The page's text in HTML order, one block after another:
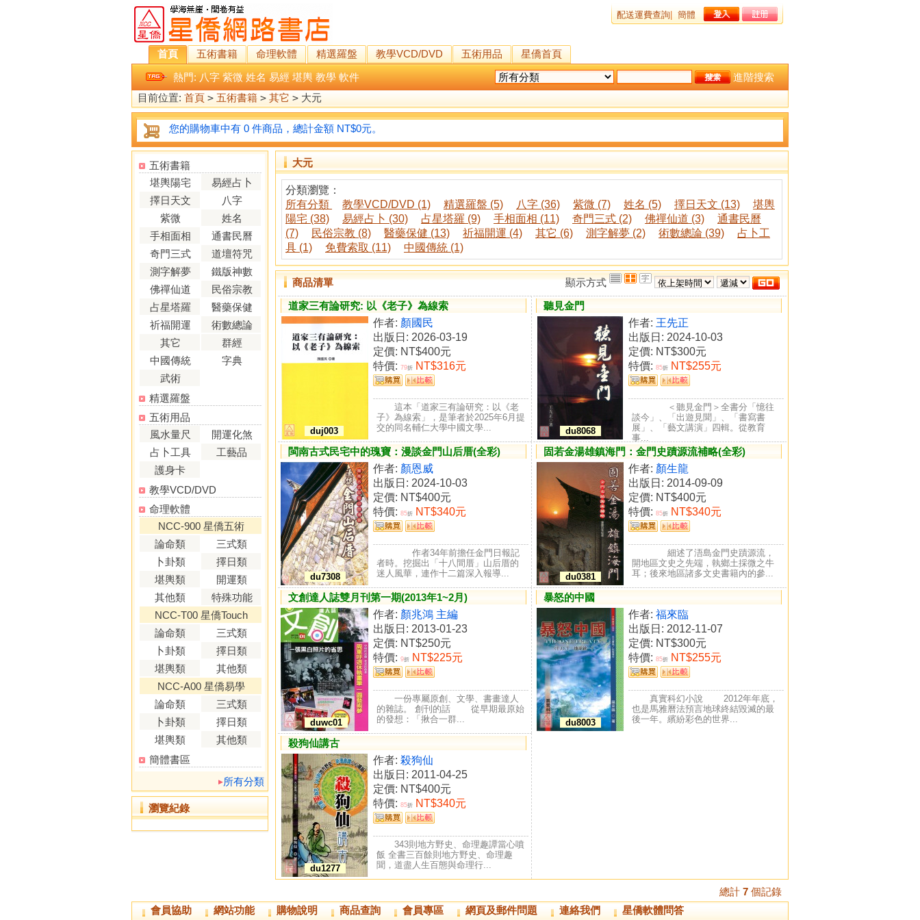
配送運費查詢 簡體
首頁 五術書籍 命理軟體 精選羅盤 教學VCD/DVD 五術用品
星僑首頁
熱門: 八字 紫微 姓名 易經 堪輿 教學 軟件
進階搜索
目前位置: 首頁 > 五術書籍 > 其它 > 大元
您的購物車中有 0 件商品，總計金額 NT$0元。
五術書籍
堪輿陽宅
易經占卜
擇日天文
八字
紫微
姓名
手相面相
通書民曆
奇門三式
道壇符咒
測字解夢
鐵版神數
佛禪仙道
民俗宗教
占星塔羅
醫藥保健
祈福開運
術數總論
其它
群經
中國傳統
字典
武術
精選羅盤
五術用品
風水量尺
開運化煞
占卜工具
工藝品
護身卡
教學VCD/DVD
命理軟體
NCC-900 星僑五術
論命類
三式類
卜卦類
擇日類
堪輿類
開運類
其他類
特殊功能
NCC-T00 星僑Touch
論命類
三式類
卜卦類
擇日類
堪輿類
其他類
NCC-A00 星僑易學
論命類
三式類
卜卦類
擇日類
堪輿類
其他類
簡體書區
所有分類
瀏覽紀錄
大元
分類瀏覽：
所有分類
教學VCD/DVD (1) 精選羅盤 (5) 八字 (36) 紫微 (7) 姓名 (5) 擇日天文 (13)
堪輿
陽宅 (38)
易經占卜 (30) 占星塔羅 (9) 手相面相 (11) 奇門三式 (2) 佛禪仙道 (3)
通書民曆
(7)
民俗宗教 (8) 醫藥保健 (13) 祈福開運 (4) 其它 (6) 測字解夢 (2) 術數總論 (39)
占卜工
具 (1)
免費索取 (11) 中國傳統 (1)
商品清單
顯示方式
道家三有論研究: 以《老子》為線索
duj003
作者: 顏國民
出版日: 2026-03-19
定價: NT$400元
特價: 79折 NT$316元
這本「道家三有論研究：以《老
子》為線索」，是筆者於2025年6月提
交的同名輔仁大學中國文學...
聽見金門
du8068
作者: 王先正
出版日: 2024-10-03
定價: NT$300元
特價: 85折 NT$255元
＜聽見金門＞全書分「憶往
談今」、「出遊見聞」、「書寫書
展」、「藝文講演」四輯。從教育
事...
閩南古式民宅中的瑰寶：漫談金門山后厝(全彩)
du7308
作者: 顏恩威
出版日: 2024-10-03
定價: NT$400元
特價: 85折 NT$340元
作者34年前擔任金門日報記
者時。挖掘出「十八間厝」山后厝的
迷人風華，連作十二篇深入報導...
固若金湯雄鎮海門：金門史蹟源流補略(全彩)
du0381
作者: 顏生龍
出版日: 2014-09-09
定價: NT$400元
特價: 85折 NT$340元
細述了浯島金門史蹟源流，
開地區文史之先端，執鄉土採微之牛
耳；後來地區諸多文史書籍內的參...
文創達人誌雙月刊第一期(2013年1~2月)
duwc01
作者: 顏兆鴻 主編
出版日: 2013-01-23
定價: NT$250元
特價: 9折 NT$225元
一份專屬原創、文學、書畫達人
的雜誌。 創刊的話 從早期最原始
的發想：「揪合一群...
暴怒的中國
du8003
作者: 福來臨
出版日: 2012-11-07
定價: NT$300元
特價: 85折 NT$255元
真實科幻小說 2012年年底，
也是馬雅曆法預言地球終結毀滅的最
後一年。繽紛彩色的世界...
殺狗仙講古
du1277
作者: 殺狗仙
出版日: 2011-04-25
定價: NT$400元
特價: 85折 NT$340元
343則地方野史、命理趣譚當心噴
飯 全書三百餘則地方野史、命理趣
聞，道盡人生百態與命理行...
總計 7 個記錄
會員協助
網站功能 購物說明 商品查詢 會員專區 網頁及郵件問題 連絡我們 星僑軟體問答